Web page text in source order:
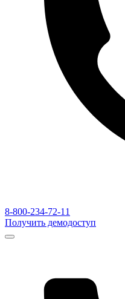
8-800-234-72-11
Получить демодоступ